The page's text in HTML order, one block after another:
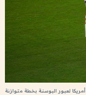
لعبور البوسنة بخطة متوازنة